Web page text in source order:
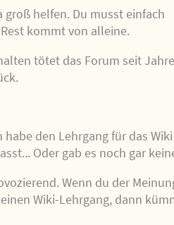
groß helfen. Du musst einfach
kommt von alleine.
tötet das Forum seit
habe den Lehrgang für das Wiki
Oder gab es noch gar
Wenn du der
Wiki-Lehrgang, dann